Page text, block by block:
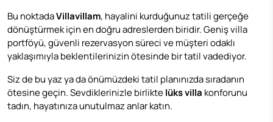
Bu noktadaVillavillam, hayalini kurduğunuz tatili gerçeğe
dönüştürmek için en doğru adreslerden biridir. Geniş villa
portföyü, güvenli rezervasyon süreci ve müşteri odaklı
yaklaşımıyla beklentilerinizin ötesinde bir tatil vadediyor.
Siz de bu yaz ya da önümüzdeki tatil planınızda sıradanın
ötesine geçin. Sevdiklerinizle birliktelüks villa konforunu
tadın, hayatınıza unutulmaz anlar katın.